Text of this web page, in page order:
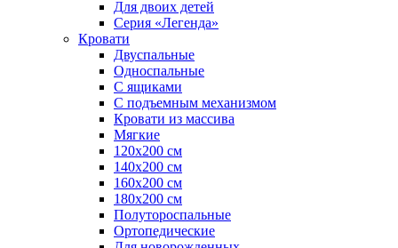
Для двоих детей
Серия «Легенда»
Кровати
Двуспальные
Односпальные
С ящиками
С подъемным механизмом
Кровати из массива
Мягкие
120х200 см
140х200 см
160х200 см
180х200 см
Полутороспальные
Ортопедические